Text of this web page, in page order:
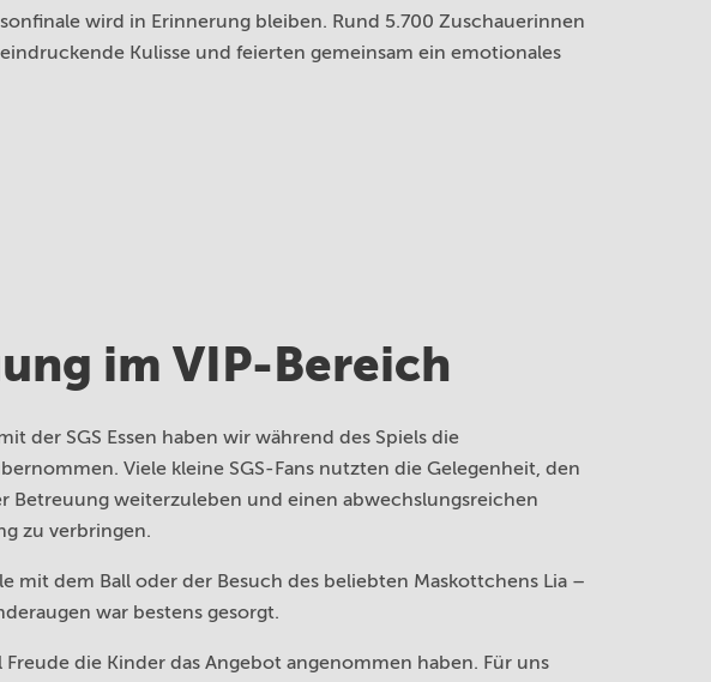
wird in Erinnerung bleiben. Rund 5.700 Zuschauerinnen
Kulisse und feierten gemeinsam ein emotionales
im VIP-Bereich
der SGS Essen haben wir während des Spiels die
Viele kleine SGS-Fans nutzten die Gelegenheit, den
Betreuung weiterzuleben und einen abwechslungsreichen
zu verbringen.
mit dem Ball oder der Besuch des beliebten Maskottchens Lia –
war bestens gesorgt.
die Kinder das Angebot angenommen haben. Für uns